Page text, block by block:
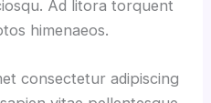
Ad litora torquent
himenaeos.
consectetur adipiscing